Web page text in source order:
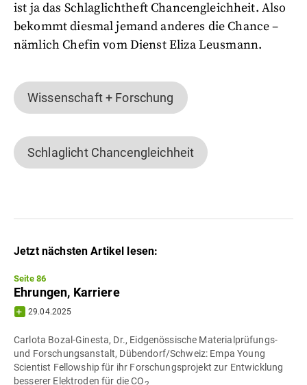
ist ja das Schlaglichtheft Chancengleichheit. Also
bekommt diesmal jemand anderes die Chance –
nämlich Chefin vom Dienst Eliza Leusmann.
Wissenschaft + Forschung
Schlaglicht Chancengleichheit
Jetzt nächsten Artikel lesen:
Seite 86
Ehrungen, Karriere
29.04.2025
Carlota Bozal-Ginesta, Dr., Eidgenössische Materialprüfungs-
und Forschungsanstalt, Dübendorf/Schweiz: Empa Young
Scientist Fellowship für ihr Forschungsprojekt zur Entwicklung
besserer Elektroden für die CO